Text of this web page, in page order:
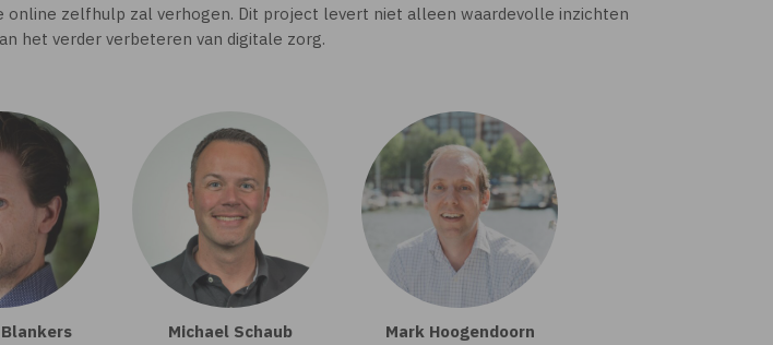
zelfhulp zal verhogen. Dit project levert niet alleen waardevolle inzichten
het verder verbeteren van digitale zorg.
Michael Schaub
Mark Hoogendoorn